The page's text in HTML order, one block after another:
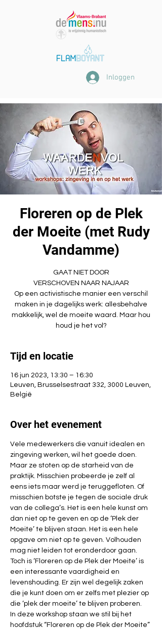
Inloggen
Floreren op de Plek
der Moeite (met Rudy
Vandamme)
GAAT NIET DOOR
VERSCHOVEN NAAR NAJAAR
Op een activistische manier een verschil
maken in je dagelijks werk: allesbehalve
makkelijk, wel de moeite waard. Maar hou
houd je het vol?
Tijd en locatie
16 jun 2023, 13:30 – 16:30
Leuven, Brusselsestraat 332, 3000 Leuven,
België
Over het evenement
Vele medewerkers die vanuit idealen en
zingeving werken, wil het goede doen.
Maar ze stoten op de starheid van de
praktijk. Misschien probeerde je zelf al
eens iets maar werd je teruggefloten. Of
misschien botste je tegen de sociale druk
van de collega’s. Het is een hele kunst om
dan niet op te geven en op de ‘Plek der
Moeite’ te blijven staan. Het is een hele
opgave om niet op te geven. Volhouden
mag niet leiden tot eronderdoor gaan.
Toch is ‘Floreren op de Plek der Moeite’ is
een interessante vaardigheid en
levenshouding. Er zijn wel degelijk zaken
die je kunt doen om er zelfs met plezier op
die ‘plek der moeite’ te blijven proberen.
In deze workshop staan we stil bij het
hoofdstuk “Floreren op de Plek der Moeite”